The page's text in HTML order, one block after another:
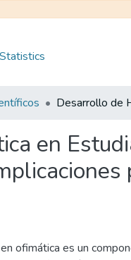
Statistics
en
ofimática es un